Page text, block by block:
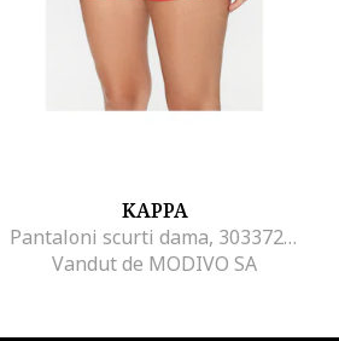
KAPPA
Pantaloni scurti dama, 303372194, Poliester, Roz, Roz
Vandut de MODIVO SA